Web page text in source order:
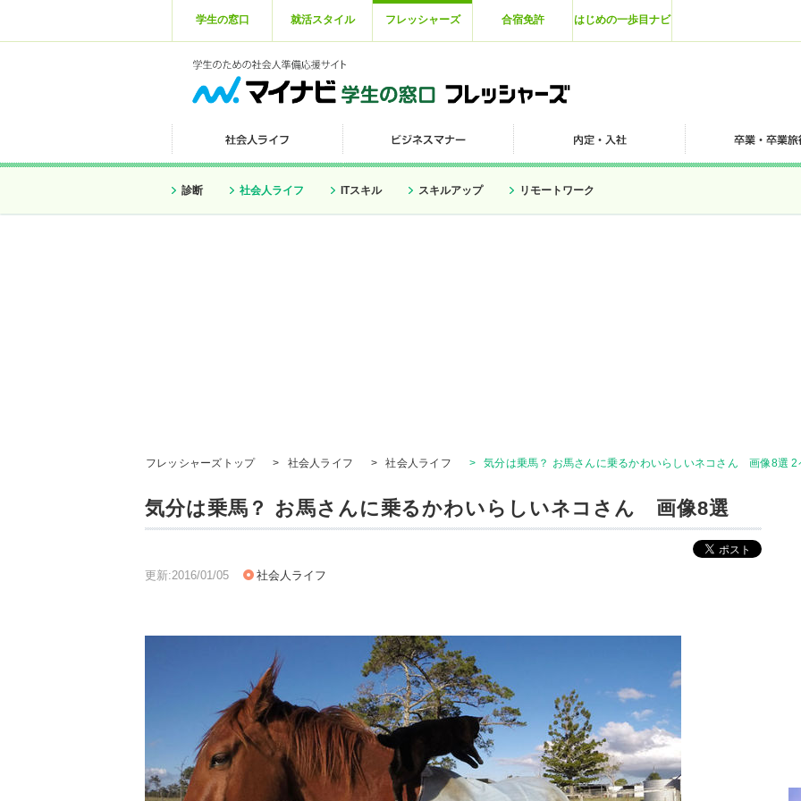
学生の窓口 就活スタイル フレッシャーズ 合宿免許 はじめの一歩目ナビ
診断 社会人ライフ ITスキル スキルアップ リモートワーク
フレッシャーズトップ > 社会人ライフ > 社会人ライフ > 気分は乗馬？ お馬さんに乗るかわいらしいネコさん 画像8選 2
気分は乗馬？ お馬さんに乗るかわいらしいネコさん 画像8選
更新:2016/01/05 社会人ライフ